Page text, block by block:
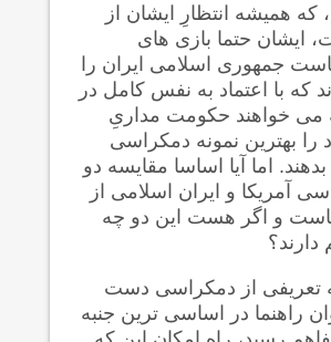
که همیشه انتظارِ ایشان از
ایشان حتما بازی های
جمهوری اسلامی ایران را
که با اعتماد به نفس کامل در
می خواهند حکومت مداریِ
را بهترین نمونه دمکراسی
اما آیا اساسا مقایسه دو
آمریکا و ایران اسلامی از
و اگر هست این دو چه
دارند؟
تعریفی از دمکراسی دست
راهنما در اساسی ترین جنبه